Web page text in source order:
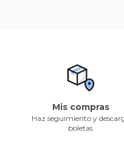
Mis compras
Haz seguimiento y
boletas